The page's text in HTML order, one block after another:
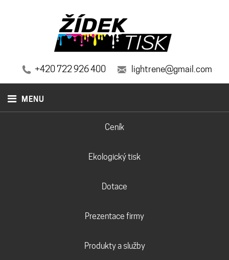
+420 722 926 400 lightrene@gmail.com
MENU
Ceník
Ekologický tisk
Dotace
Prezentace firmy
Produkty a služby